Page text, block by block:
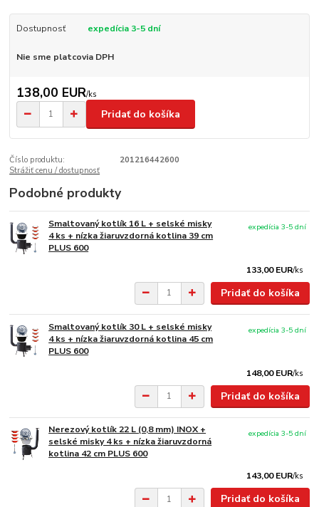
Dostupnosť expedícia 3-5 dní
Nie sme platcovia DPH
138,00 EUR/ks
Pridať do košíka
Číslo produktu:
201216442600
Strážiť cenu / dostupnosť
Podobné produkty
Smaltovaný kotlík 16 L + selské misky
4 ks + nízka žiaruvzdorná kotlina 39 cm
PLUS 600
133,00 EUR/ks
expedícia 3-5 dní
Pridať do košíka
Smaltovaný kotlík 30 L + selské misky
4 ks + nízka žiaruvzdorná kotlina 45 cm
PLUS 600
148,00 EUR/ks
expedícia 3-5 dní
Pridať do košíka
Nerezový kotlík 22 L (0,8 mm) INOX +
selské misky 4 ks + nízka žiaruvzdorná
kotlina 42 cm PLUS 600
143,00 EUR/ks
expedícia 3-5 dní
Pridať do košíka